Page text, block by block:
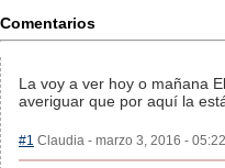
Comentarios
La voy a ver hoy o mañana
averiguar que por aquí la
#1 Claudia - marzo 3, 2016 -